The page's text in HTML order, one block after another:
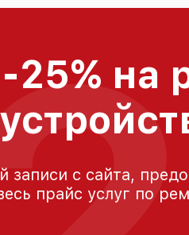
25% на
записи с сайта,
прайс услуг по